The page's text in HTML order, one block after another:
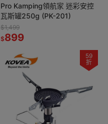
Pro Kamping領航家 迷彩安控
瓦斯罐250g (PK-201)
$1,499
$899
59
折